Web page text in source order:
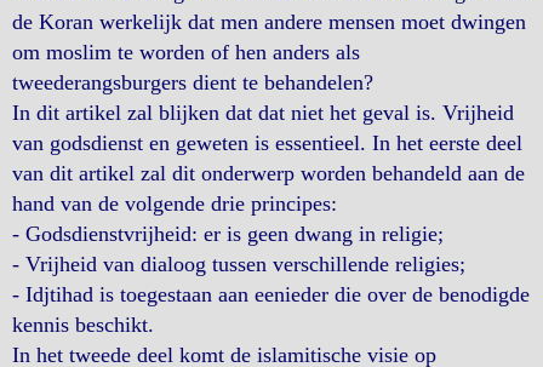
de Koran werkelijk dat men andere mensen moet dwingen
om moslim te worden of hen anders als
tweederangsburgers dient te behandelen?
In dit artikel zal blijken dat dat niet het geval is. Vrijheid
van godsdienst en geweten is essentieel. In het eerste deel
van dit artikel zal dit onderwerp worden behandeld aan de
hand van de volgende drie principes:
- Godsdienstvrijheid: er is geen dwang in religie;
- Vrijheid van dialoog tussen verschillende religies;
- Idjtihad is toegestaan aan eenieder die over de benodigde
kennis beschikt.
In het tweede deel komt de islamitische visie op